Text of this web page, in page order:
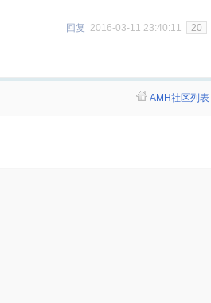
回复 2016-03-11 23:40:11 20
AMH社区列表